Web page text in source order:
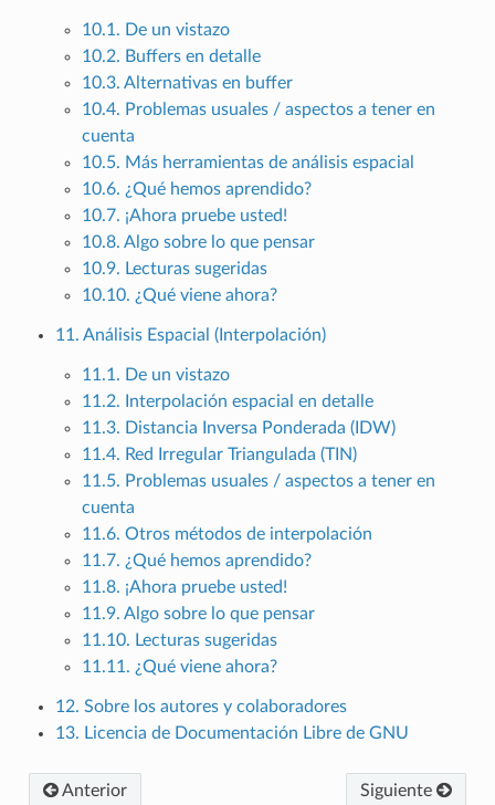
10.1. De un vistazo
10.2. Buffers en detalle
10.3. Alternativas en buffer
10.4. Problemas usuales / aspectos a tener en
cuenta
10.5. Más herramientas de análisis espacial
10.6. ¿Qué hemos aprendido?
10.7. ¡Ahora pruebe usted!
10.8. Algo sobre lo que pensar
10.9. Lecturas sugeridas
10.10. ¿Qué viene ahora?
11. Análisis Espacial (Interpolación)
11.1. De un vistazo
11.2. Interpolación espacial en detalle
11.3. Distancia Inversa Ponderada (IDW)
11.4. Red Irregular Triangulada (TIN)
11.5. Problemas usuales / aspectos a tener en
cuenta
11.6. Otros métodos de interpolación
11.7. ¿Qué hemos aprendido?
11.8. ¡Ahora pruebe usted!
11.9. Algo sobre lo que pensar
11.10. Lecturas sugeridas
11.11. ¿Qué viene ahora?
12. Sobre los autores y colaboradores
13. Licencia de Documentación Libre de GNU
Anterior Siguiente